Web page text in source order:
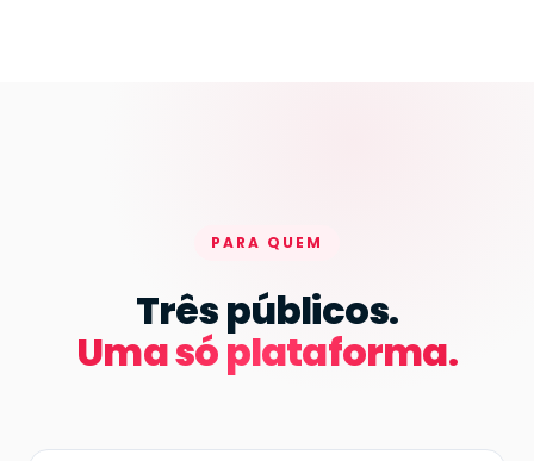
PARA QUEM
Três públicos.
Uma só plataforma.